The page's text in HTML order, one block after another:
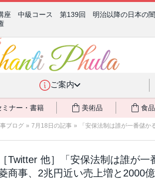
座 中級コース 第139回 明治以降の日本の闇
ご案内
ミナー・書籍 美術品 食品
ブログ » 7月18日の記事 » 「安保法制は誰が一番儲
［Twitter 他］「安保法制は誰が
商事、2兆円近い売上増と2000